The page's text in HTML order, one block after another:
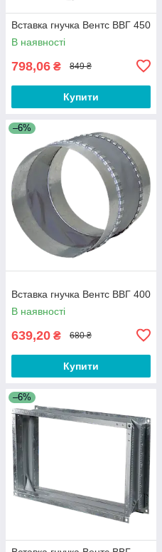
Вставка гнучка Вентс ВВГ 450
В наявності
798,06 ₴ 849 ₴
Купити
–6%
Вставка гнучка Вентс ВВГ 400
В наявності
639,20 ₴ 680 ₴
Купити
–6%